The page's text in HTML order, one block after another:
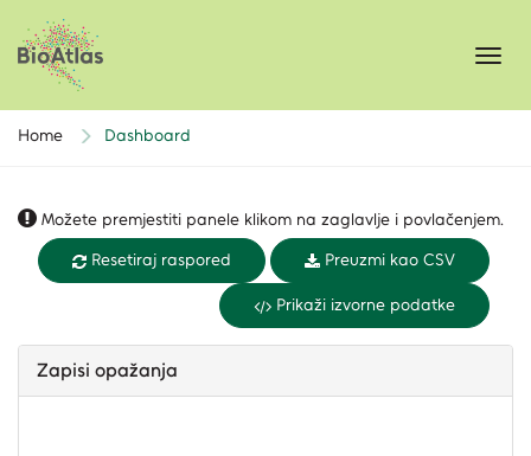
Home Dashboard
Možete premjestiti panele klikom na zaglavlje i povlačenjem.
Resetiraj raspored
Preuzmi kao CSV
Prikaži izvorne podatke
Zapisi opažanja